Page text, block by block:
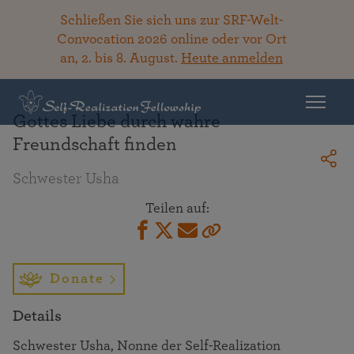
Schließen Sie sich uns zur SRF-Welt-
Convocation 2026 online oder vor Ort
an, 2. bis 8. August. Heute anmelden
Gottes Liebe durch wahre
Freundschaft finden
Schwester Usha
Teilen auf:
Donate
Details
Schwester Usha, Nonne der Self-Realization